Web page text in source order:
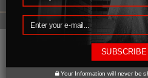
Your Information will never be